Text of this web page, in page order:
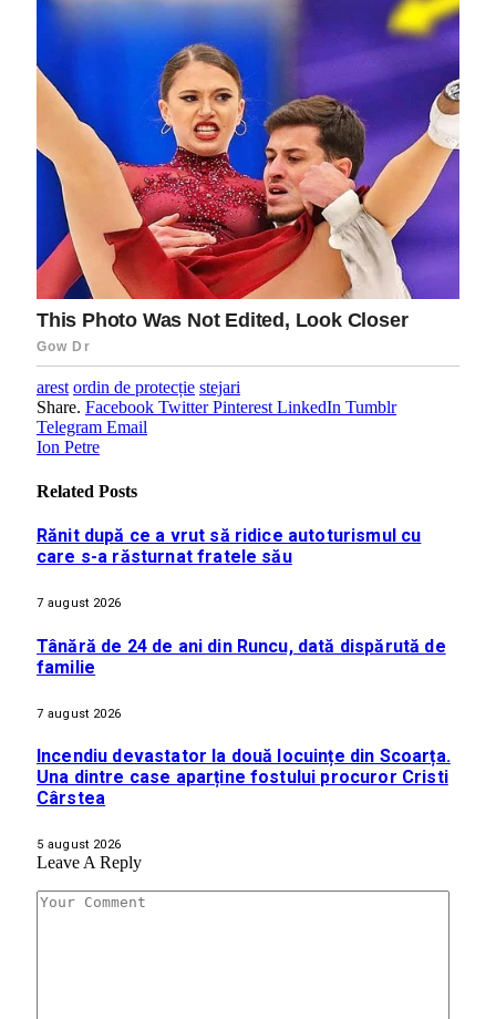
arest ordin de protecție stejari
Share. Facebook Twitter Pinterest LinkedIn Tumblr
Telegram Email
Ion Petre
Related Posts
Rănit după ce a vrut să ridice autoturismul cu
care s-a răsturnat fratele său
7 august 2026
Tânără de 24 de ani din Runcu, dată dispărută de
familie
7 august 2026
Incendiu devastator la două locuințe din Scoarța.
Una dintre case aparține fostului procuror Cristi
Cârstea
5 august 2026
Leave A Reply